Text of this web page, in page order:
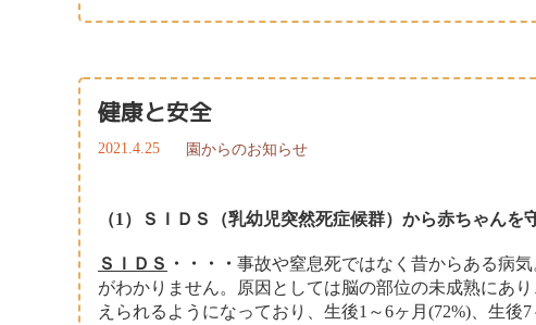
健康と安全
2021.4.25 園からのお知らせ
（1）ＳＩＤＳ（乳幼児突然死症候群）から赤ちゃんを
ＳＩＤＳ ・・・・ 事故や窒息死ではなく昔からある病
がわかりません。原因としては脳の部位の未成熟にあ
えられるようになっており、生後1～6ヶ月(72%)、生